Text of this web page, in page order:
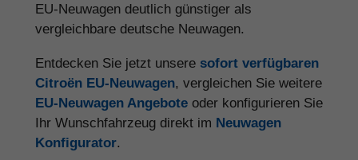
EU-Neuwagen deutlich günstiger als
vergleichbare deutsche Neuwagen.
Entdecken Sie jetzt unsere sofort verfügbaren
Citroën EU-Neuwagen, vergleichen Sie weitere
EU-Neuwagen Angebote oder konfigurieren Sie
Ihr Wunschfahrzeug direkt im Neuwagen
Konfigurator.